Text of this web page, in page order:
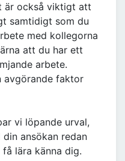
är också viktigt att
samtidigt som du
med kollegorna
att du har ett
arbete.
avgörande faktor
vi löpande urval,
ansökan redan
lära känna dig.